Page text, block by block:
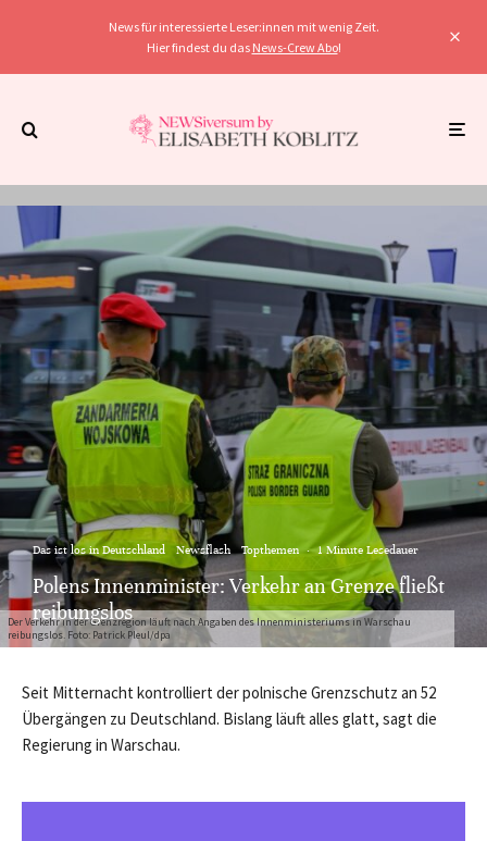
News für interessierte Leser:innen mit wenig Zeit.
Hier findest du das News-Crew Abo!
Der Verkehr in der Grenzregion läuft nach Angaben des Innenministeriums in Warschau
reibungslos. Foto: Patrick Pleul/dpa
Das ist los in Deutschland Newsflash Topthemen · 1 Minute Lesedauer
Polens Innenminister: Verkehr an Grenze fließt
reibungslos
Seit Mitternacht kontrolliert der polnische Grenzschutz an 52
Übergängen zu Deutschland. Bislang läuft alles glatt, sagt die
Regierung in Warschau.